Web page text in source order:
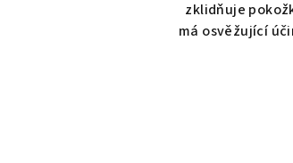
zklidňuje
má osvěžující